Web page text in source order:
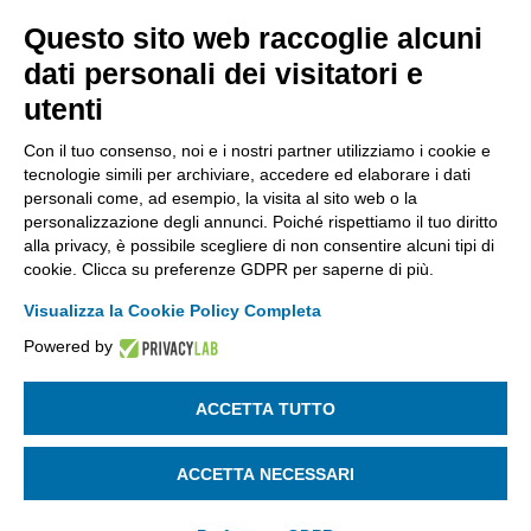
Codice Fiscale: 80021750163 | PEC:
info@pec.confindustriabergamo.it
CONFINDUSTRIA BERGAMO
ASSISTENZA & PRIVACY
La riproduzione, anche parziale, di qualsiasi informazione o
SEGUICI SU:
Questo sito web raccoglie alcuni
dati personali dei visitatori e
utenti
Con il tuo consenso, noi e i nostri partner utilizziamo i cookie e
tecnologie simili per archiviare, accedere ed elaborare i dati
personali come, ad esempio, la visita al sito web o la
personalizzazione degli annunci. Poiché rispettiamo il tuo diritto
alla privacy, è possibile scegliere di non consentire alcuni tipi di
cookie. Clicca su preferenze GDPR per saperne di più.
Visualizza la Cookie Policy Completa
Powered by
ACCETTA TUTTO
ACCETTA NECESSARI